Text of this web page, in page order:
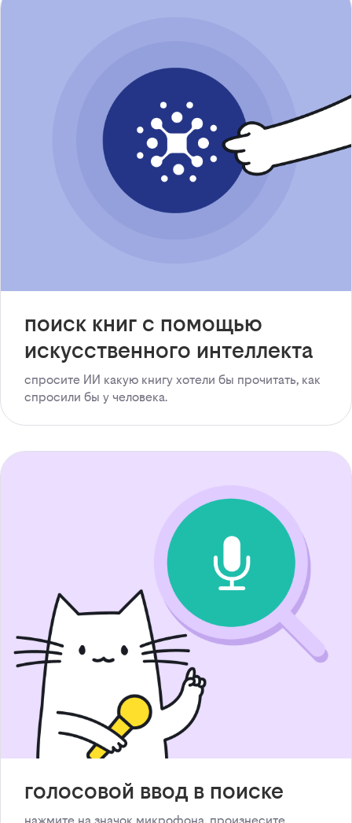
поиск книг с помощью
искусственного интеллекта
спросите ИИ какую книгу хотели бы прочитать, как
спросили бы у человека.
голосовой ввод в поиске